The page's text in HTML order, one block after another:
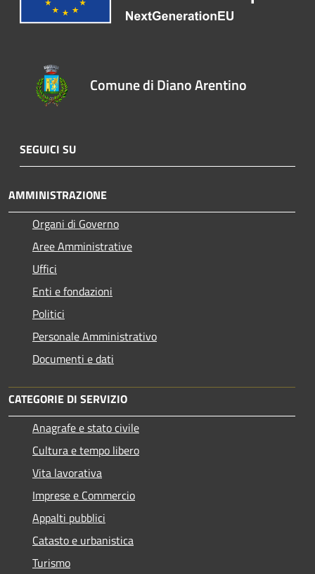
Comune di Diano Arentino
SEGUICI SU
AMMINISTRAZIONE
Organi di Governo
Aree Amministrative
Uffici
Enti e fondazioni
Politici
Personale Amministrativo
Documenti e dati
CATEGORIE DI SERVIZIO
Anagrafe e stato civile
Cultura e tempo libero
Vita lavorativa
Imprese e Commercio
Appalti pubblici
Catasto e urbanistica
Turismo